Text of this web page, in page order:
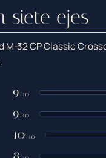
siete ejes
M-32 CP Classic
9/10
9/10
10/10